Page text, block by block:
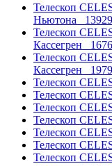
Телескоп
Ньютона
Телескоп
Кассегрен
Телескоп
Кассегрен
Телескоп
Телескоп
Телескоп
Телескоп
Телескоп
Телескоп
Телескоп